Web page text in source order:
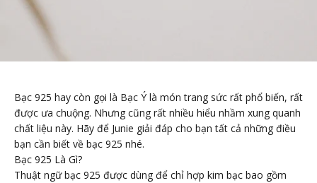
Bạc 925 hay còn gọi là Bạc Ý là món trang sức rất phổ biến, rất
được ưa chuộng. Nhưng cũng rất nhiều hiểu nhầm xung quanh
chất liệu này. Hãy để Junie giải đáp cho bạn tất cả những điều
bạn cần biết về bạc 925 nhé.
Bạc 925 Là Gì?
Thuật ngữ bạc 925 được dùng để chỉ hợp kim bạc bao gồm